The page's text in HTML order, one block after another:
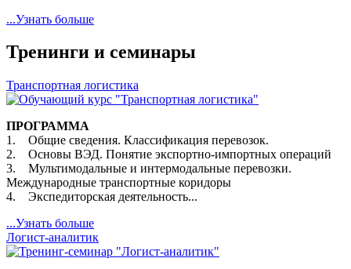
...Узнать больше
Тренинги и семинары
Транспортная логистика
ПРОГРАММА
1. Общие сведения. Классификация перевозок.
2. Основы ВЭД. Понятие экспортно-импортных операций
3. Мультимодальные и интермодальные перевозки.
Международные транспортные коридоры
4. Экспедиторская деятельность...
...Узнать больше
Логист-аналитик